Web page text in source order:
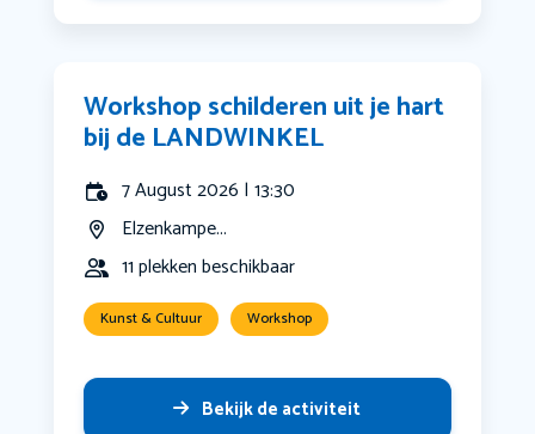
Workshop schilderen uit je hart
bij de LANDWINKEL
7 August 2026 | 13:30
Elzenkampe...
11 plekken beschikbaar
Kunst & Cultuur Workshop
Bekijk de activiteit